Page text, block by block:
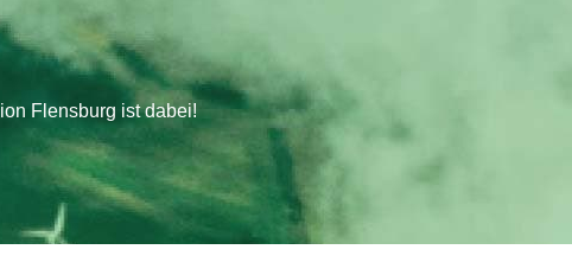
Flensburg ist dabei!